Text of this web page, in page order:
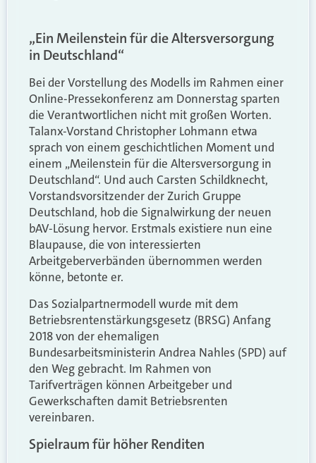
„Ein Meilenstein für die Altersversorgung
in Deutschland“
Bei der Vorstellung des Modells im Rahmen einer
Online-Pressekonferenz am Donnerstag sparten
die Verantwortlichen nicht mit großen Worten.
Talanx-Vorstand Christopher Lohmann etwa
sprach von einem geschichtlichen Moment und
einem „Meilenstein für die Altersversorgung in
Deutschland“. Und auch Carsten Schildknecht,
Vorstandsvorsitzender der Zurich Gruppe
Deutschland, hob die Signalwirkung der neuen
bAV-Lösung hervor. Erstmals existiere nun eine
Blaupause, die von interessierten
Arbeitgeberverbänden übernommen werden
könne, betonte er.
Das Sozialpartnermodell wurde mit dem
Betriebsrentenstärkungsgesetz (BRSG) Anfang
2018 von der ehemaligen
Bundesarbeitsministerin Andrea Nahles (SPD) auf
den Weg gebracht. Im Rahmen von
Tarifverträgen können Arbeitgeber und
Gewerkschaften damit Betriebsrenten
vereinbaren.
Spielraum für höher Renditen